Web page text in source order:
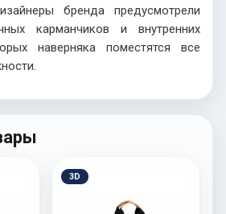
бренда предусмотрели
карманчиков и внутренних
наверняка поместятся все
3D